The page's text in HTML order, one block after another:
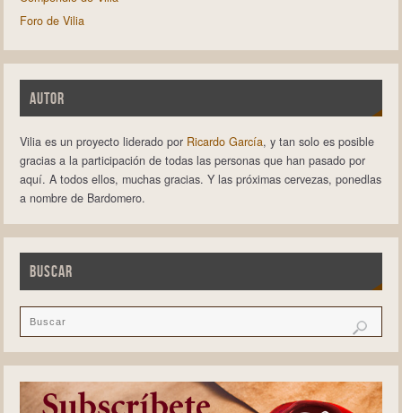
Foro de Vilia
AUTOR
Vilia es un proyecto liderado por Ricardo García, y tan solo es posible
gracias a la participación de todas las personas que han pasado por
aquí. A todos ellos, muchas gracias. Y las próximas cervezas, ponedlas
a nombre de Bardomero.
BUSCAR